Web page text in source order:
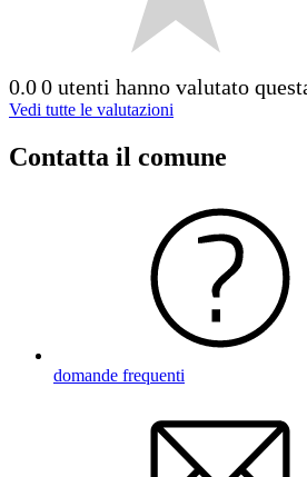
0.00 utenti hanno valutato
Vedi tutte le valutazioni
Contatta il comune
domande frequenti